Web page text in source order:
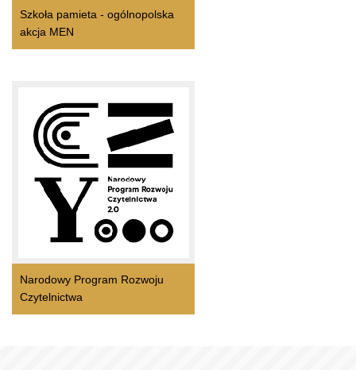
Szkoła pamieta - ogólnopolska
akcja MEN
Narodowy Program Rozwoju
Czytelnictwa